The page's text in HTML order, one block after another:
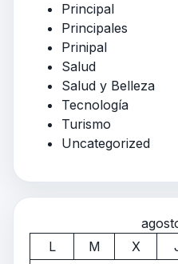
Principal
Principales
Prinipal
Salud
Salud y Belleza
Tecnología
Turismo
Uncategorized
L
M X